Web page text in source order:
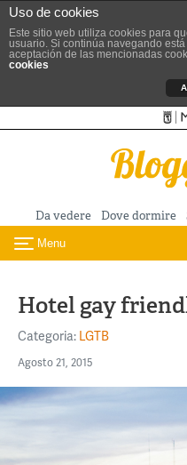
Uso de cookies
Este sitio web utiliza cookies para
usuario. Si continúa navegando
aceptación de las mencionadas
cookies
Vai al contenuto principale
Da vedere Dove dormire
Toggle navigation
Menu
Hotel gay
Categoria: LGTB
Agosto 21, 2015